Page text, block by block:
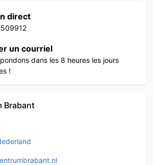
direct
un courriel
dans les 8 heures les jours
!
Brabant